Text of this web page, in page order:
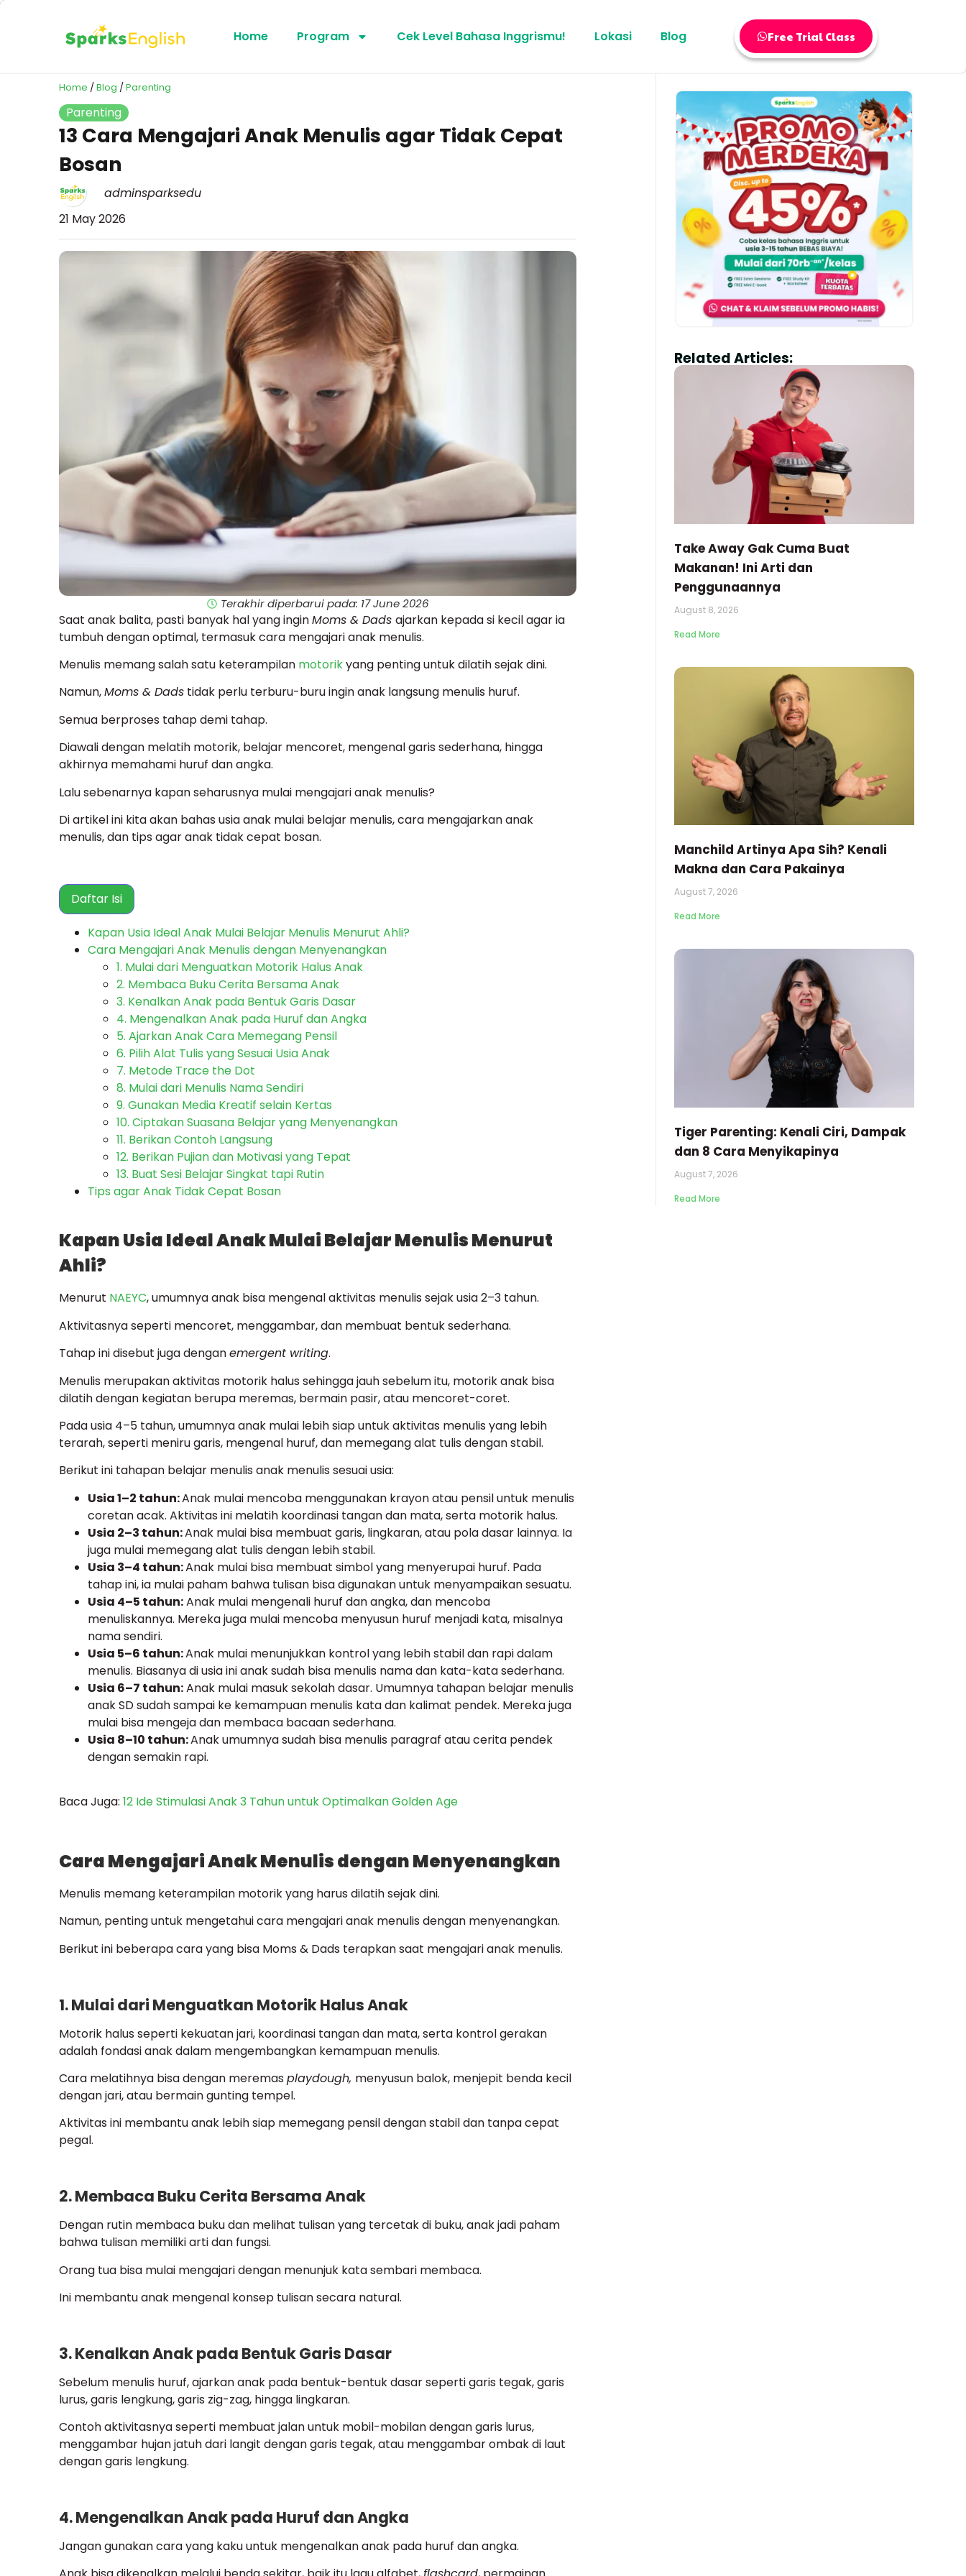
Home Program Cek Level Bahasa Inggrismu! Lokasi Blog Free Trial Class
Home /Blog /Parenting
Parenting
13 Cara Mengajari Anak Menulis agar Tidak Cepat
Bosan
adminsparksedu
21 May 2026
Terakhir diperbarui pada: 17 June 2026
Saat anak balita, pasti banyak hal yang inginMoms & Dads ajarkan kepada si kecil agar ia
tumbuh dengan optimal, termasuk cara mengajari anak menulis.
Menulis memang salah satu keterampilan motorikyang penting untuk dilatih sejak dini.
Namun,Moms & Dads tidak perlu terburu-buru ingin anak langsung menulis huruf.
Semua berproses tahap demi tahap.
Diawali dengan melatih motorik, belajar mencoret, mengenal garis sederhana, hingga
akhirnya memahami huruf dan angka.
Lalu sebenarnya kapan seharusnya mulai mengajari anak menulis?
Di artikel ini kita akan bahas usia anak mulai belajar menulis, cara mengajarkan anak
menulis, dan tips agar anak tidak cepat bosan.
Daftar Isi
Kapan Usia Ideal Anak Mulai Belajar Menulis Menurut Ahli?
Cara Mengajari Anak Menulis dengan Menyenangkan
1. Mulai dari Menguatkan Motorik Halus Anak
2. Membaca Buku Cerita Bersama Anak
3. Kenalkan Anak pada Bentuk Garis Dasar
4. Mengenalkan Anak pada Huruf dan Angka
5. Ajarkan Anak Cara Memegang Pensil
6. Pilih Alat Tulis yang Sesuai Usia Anak
7. Metode Trace the Dot
8. Mulai dari Menulis Nama Sendiri
9. Gunakan Media Kreatif selain Kertas
10. Ciptakan Suasana Belajar yang Menyenangkan
11. Berikan Contoh Langsung
12. Berikan Pujian dan Motivasi yang Tepat
13. Buat Sesi Belajar Singkat tapi Rutin
Tips agar Anak Tidak Cepat Bosan
Kapan Usia Ideal Anak Mulai Belajar Menulis Menurut
Ahli?
Menurut NAEYC, umumnya anak bisa mengenal aktivitas menulis sejak usia 2–3 tahun.
Aktivitasnya seperti mencoret, menggambar, dan membuat bentuk sederhana.
Tahap ini disebut juga denganemergent writing.
Menulis merupakan aktivitas motorik halus sehingga jauh sebelum itu, motorik anak bisa
dilatih dengan kegiatan berupa meremas, bermain pasir, atau mencoret-coret.
Pada usia 4–5 tahun, umumnya anak mulai lebih siap untuk aktivitas menulis yang lebih
terarah, seperti meniru garis, mengenal huruf, dan memegang alat tulis dengan stabil.
Berikut ini tahapan belajar menulis anak menulis sesuai usia:
Usia 1–2 tahun:Anak mulai mencoba menggunakan krayon atau pensil untuk menulis
coretan acak. Aktivitas ini melatih koordinasi tangan dan mata, serta motorik halus.
Usia 2–3 tahun:Anak mulai bisa membuat garis, lingkaran, atau pola dasar lainnya. Ia
juga mulai memegang alat tulis dengan lebih stabil.
Usia 3–4 tahun:Anak mulai bisa membuat simbol yang menyerupai huruf. Pada
tahap ini, ia mulai paham bahwa tulisan bisa digunakan untuk menyampaikan sesuatu.
Usia 4–5 tahun:Anak mulai mengenali huruf dan angka, dan mencoba
menuliskannya. Mereka juga mulai mencoba menyusun huruf menjadi kata, misalnya
nama sendiri.
Usia 5–6 tahun:Anak mulai menunjukkan kontrol yang lebih stabil dan rapi dalam
menulis. Biasanya di usia ini anak sudah bisa menulis nama dan kata-kata sederhana.
Usia 6–7 tahun:Anak mulai masuk sekolah dasar. Umumnya tahapan belajar menulis
anak SD sudah sampai ke kemampuan menulis kata dan kalimat pendek. Mereka juga
mulai bisa mengeja dan membaca bacaan sederhana.
Usia 8–10 tahun:Anak umumnya sudah bisa menulis paragraf atau cerita pendek
dengan semakin rapi.
Baca Juga: 12 Ide Stimulasi Anak 3 Tahun untuk Optimalkan Golden Age
Cara Mengajari Anak Menulis dengan Menyenangkan
Menulis memang keterampilan motorik yang harus dilatih sejak dini.
Namun, penting untuk mengetahui cara mengajari anak menulis dengan menyenangkan.
Berikut ini beberapa cara yang bisa Moms & Dads terapkan saat mengajari anak menulis.
1. Mulai dari Menguatkan Motorik Halus Anak
Motorik halus seperti kekuatan jari, koordinasi tangan dan mata, serta kontrol gerakan
adalah fondasi anak dalam mengembangkan kemampuan menulis.
Cara melatihnya bisa dengan meremas playdough, menyusun balok, menjepit benda kecil
dengan jari, atau bermain gunting tempel.
Aktivitas ini membantu anak lebih siap memegang pensil dengan stabil dan tanpa cepat
pegal.
2. Membaca Buku Cerita Bersama Anak
Dengan rutin membaca buku dan melihat tulisan yang tercetak di buku, anak jadi paham
bahwa tulisan memiliki arti dan fungsi.
Orang tua bisa mulai mengajari dengan menunjuk kata sembari membaca.
Ini membantu anak mengenal konsep tulisan secara natural.
3. Kenalkan Anak pada Bentuk Garis Dasar
Sebelum menulis huruf, ajarkan anak pada bentuk-bentuk dasar seperti garis tegak, garis
lurus, garis lengkung, garis zig-zag, hingga lingkaran.
Contoh aktivitasnya seperti membuat jalan untuk mobil-mobilan dengan garis lurus,
menggambar hujan jatuh dari langit dengan garis tegak, atau menggambar ombak di laut
dengan garis lengkung.
4. Mengenalkan Anak pada Huruf dan Angka
Jangan gunakan cara yang kaku untuk mengenalkan anak pada huruf dan angka.
Related Articles:
Take Away Gak Cuma Buat
Makanan! Ini Arti dan
Penggunaannya
August 8, 2026
Read More
Manchild Artinya Apa Sih? Kenali
Makna dan Cara Pakainya
August 7, 2026
Read More
Tiger Parenting: Kenali Ciri, Dampak
dan 8 Cara Menyikapinya
August 7, 2026
Read More